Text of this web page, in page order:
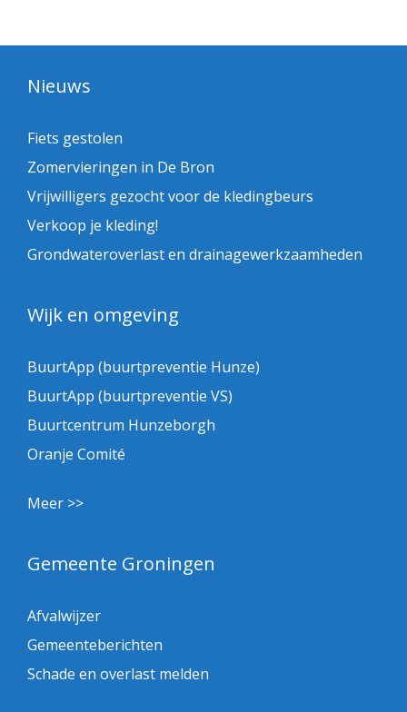
Nieuws
Fiets gestolen
Zomervieringen in De Bron
Vrijwilligers gezocht voor de kledingbeurs
Verkoop je kleding!
Grondwateroverlast en drainagewerkzaamheden
Wijk en omgeving
BuurtApp (buurtpreventie Hunze)
BuurtApp (buurtpreventie VS)
Buurtcentrum Hunzeborgh
Oranje Comité
Meer >>
Gemeente Groningen
Afvalwijzer
Gemeenteberichten
Schade en overlast melden